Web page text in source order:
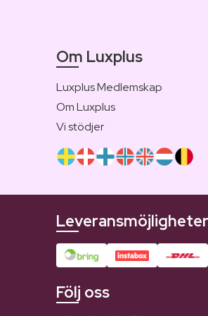
Om Luxplus
Luxplus Medlemskap
Om Luxplus
Vi stödjer
Leveransmöjligheter
Följ oss